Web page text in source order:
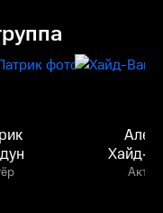
Хайд-
Актёр